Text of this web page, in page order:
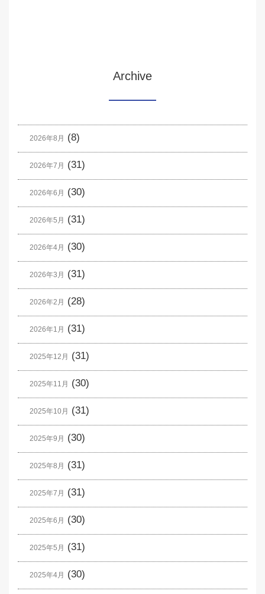
Archive
2026年8月 (8)
2026年7月 (31)
2026年6月 (30)
2026年5月 (31)
2026年4月 (30)
2026年3月 (31)
2026年2月 (28)
2026年1月 (31)
2025年12月 (31)
2025年11月 (30)
2025年10月 (31)
2025年9月 (30)
2025年8月 (31)
2025年7月 (31)
2025年6月 (30)
2025年5月 (31)
2025年4月 (30)